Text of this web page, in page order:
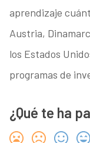
aprendizaje
Austria,
los Estados
programas de
¿Qué te ha